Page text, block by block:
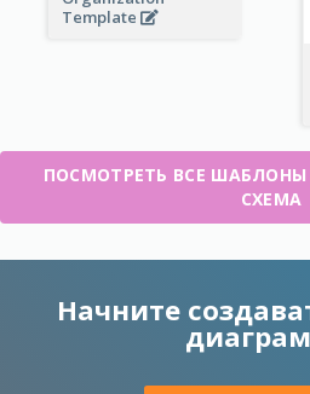
Template
ПОСМОТРЕТЬ ВСЕ
СХЕМА
Начните